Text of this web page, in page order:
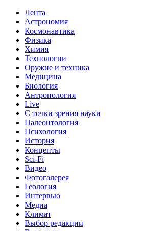
Лента
Астрономия
Космонавтика
Физика
Химия
Технологии
Оружие и техника
Медицина
Биология
Антропология
Live
С точки зрения науки
Палеонтология
Психология
История
Концепты
Sci-Fi
Видео
Фотогалерея
Геология
Интервью
Медиа
Климат
Выбор редакции